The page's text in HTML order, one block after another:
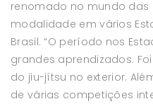
renomado no mundo das
modalidade em vários
Brasil. “O período nos
grandes aprendizados.
do jiu-jítsu no exterior.
de várias competições